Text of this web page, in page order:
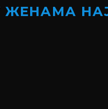
ЖЕНАМА